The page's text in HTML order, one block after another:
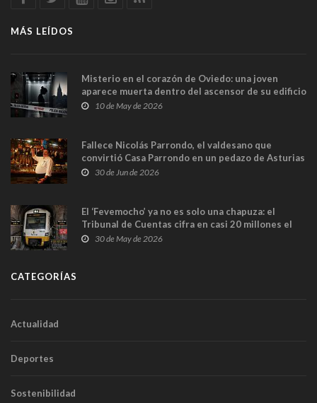
MÁS LEÍDOS
Misterio en el corazón de Oviedo: una joven
aparece muerta dentro del ascensor de su edificio
y las cámaras captan sus últimos minutos
10 de May de 2026
Fallece Nicolás Parrondo, el valdesano que
convirtió Casa Parrondo en un pedazo de Asturias
en Madrid
30 de Jun de 2026
El ‘Fevemocho’ ya no es solo una chapuza: el
Tribunal de Cuentas cifra en casi 20 millones el
sobrecoste de los trenes que no cabían por los
30 de May de 2026
CATEGORÍAS
Actualidad
Deportes
Sostenibilidad